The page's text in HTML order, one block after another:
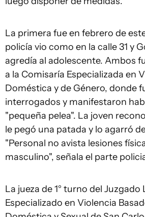
La primera fue en febrero de
policía vio como en la calle 31 y
agredía al adolescente. Ambos
a la Comisaría Especializada en
Doméstica y de Género, donde
interrogados y manifestaron
"pequeña pelea". La joven
le pegó una patada y lo agarró
"Personal no avista lesiones
masculino", señala el parte
La jueza de 1° turno del Juzgado
Especializado en Violencia